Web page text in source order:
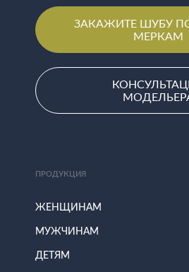
ЗАКАЖИТЕ ШУБУ
МЕРКАМ
ПРОДУКЦИЯ
ЖЕНЩИНАМ
МУЖЧИНАМ
ДЕТЯМ